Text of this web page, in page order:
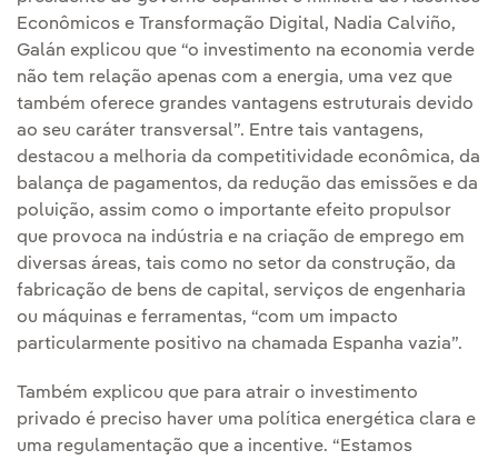
Econômicos e Transformação Digital, Nadia Calviño,
Galán explicou que “o investimento na economia verde
não tem relação apenas com a energia, uma vez que
também oferece grandes vantagens estruturais devido
ao seu caráter transversal”. Entre tais vantagens,
destacou a melhoria da competitividade econômica, da
balança de pagamentos, da redução das emissões e da
poluição, assim como o importante efeito propulsor
que provoca na indústria e na criação de emprego em
diversas áreas, tais como no setor da construção, da
fabricação de bens de capital, serviços de engenharia
ou máquinas e ferramentas, “com um impacto
particularmente positivo na chamada Espanha vazia”.
Também explicou que para atrair o investimento
privado é preciso haver uma política energética clara e
uma regulamentação que a incentive. “Estamos